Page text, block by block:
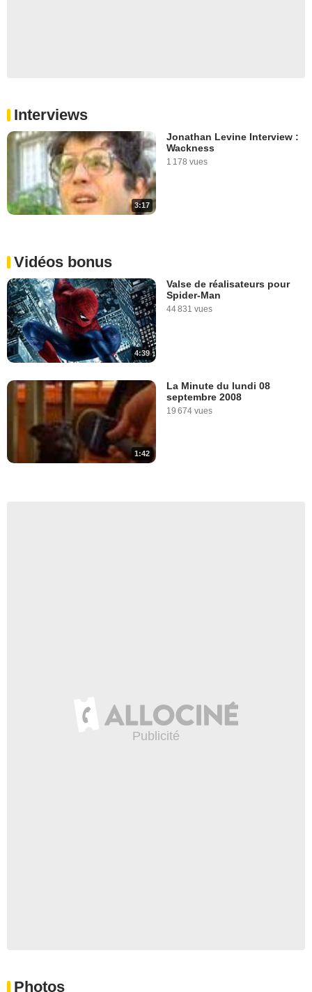
Interviews
3:17
Jonathan Levine Interview :
Wackness
1 178 vues
Vidéos bonus
4:39
Valse de réalisateurs pour
Spider-Man
44 831 vues
1:42
La Minute du lundi 08
septembre 2008
19 674 vues
Photos